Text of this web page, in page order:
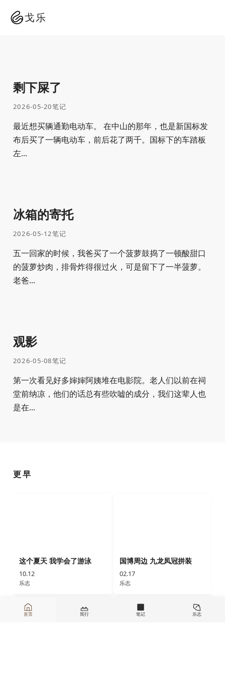
戈乐
剩下屎了
2026-05-20笔记
最近想买辆通勤电动车。 在中山的那年，也是新国标发
布后买了一辆电动车，前后花了两千。国标下的车踏板
左...
冰箱的寄托
2026-05-12笔记
五一回家的时候，我爸买了一个菠萝鼓捣了一顿酸甜口
的菠萝炒肉，排骨炸得很过火，可是留下了一半菠萝。
老爸...
观影
2026-05-08笔记
第一次看见好多婶婶阿姨堆在电影院。老人们以前在祠
堂前纳凉，他们的话总有些吹嘘的成分，我们这辈人也
是在...
更早
这个夏天 我学会了游泳
10.12
乐志
国博周边 九龙凤冠拼装
02.17
乐志
首页 简行 笔记 乐志